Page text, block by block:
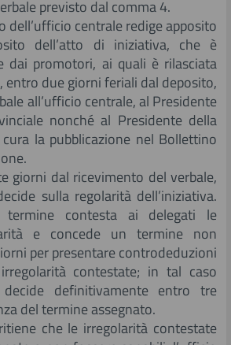
previsto dal comma 4.
centrale redige apposito
dell’atto di iniziativa, che è
dai promotori, ai quali è rilasciata
entro due giorni feriali dal deposito,
all’ufficio centrale, al Presidente
nonché al Presidente della
la pubblicazione nel Bollettino
dal ricevimento del verbale,
sulla regolarità dell’iniziativa.
contesta ai delegati le
e concede un termine non
per presentare controdeduzioni
contestate; in tal caso
decide definitivamente entro tre
del termine assegnato.
che le irregolarità contestate